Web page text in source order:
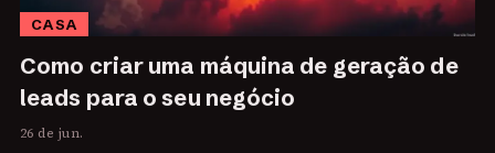
CASA
Como criar uma máquina de geração de
leads para o seu negócio
26 de jun.